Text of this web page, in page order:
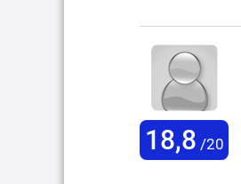
18,8 /20